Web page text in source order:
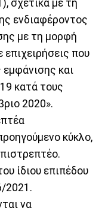
σχετικά με τη
ενδιαφέροντος
με τη μορφή
που
και
κατά τους
2020».
κύκλο,
ίδιου επιπέδου
2021.
να